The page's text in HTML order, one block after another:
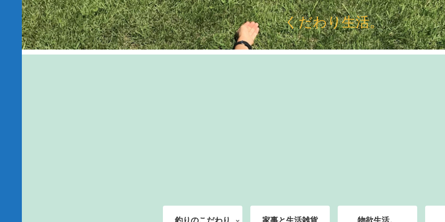
くだわり生活。
釣りのこだわり 家事と生活雑貨 物欲生活。